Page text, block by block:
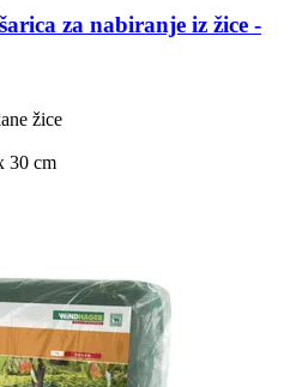
za nabiranje iz žice -​
žice
30 cm